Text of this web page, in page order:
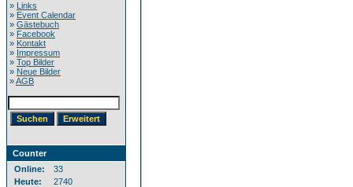
» Links
» Event Calendar
» Gästebuch
» Facebook
» Kontakt
» Impressum
» Top Bilder
» Neue Bilder
»AGB
Counter
Online:
33
Heute:
2740